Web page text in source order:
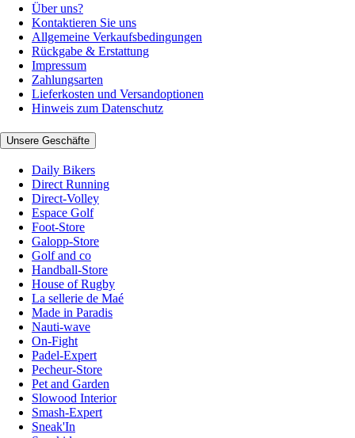
Über uns?
Kontaktieren Sie uns
Allgemeine Verkaufsbedingungen
Rückgabe & Erstattung
Impressum
Zahlungsarten
Lieferkosten und Versandoptionen
Hinweis zum Datenschutz
Unsere Geschäfte
Daily Bikers
Direct Running
Direct-Volley
Espace Golf
Foot-Store
Galopp-Store
Golf and co
Handball-Store
House of Rugby
La sellerie de Maé
Made in Paradis
Nauti-wave
On-Fight
Padel-Expert
Pecheur-Store
Pet and Garden
Slowood Interior
Smash-Expert
Sneak'In